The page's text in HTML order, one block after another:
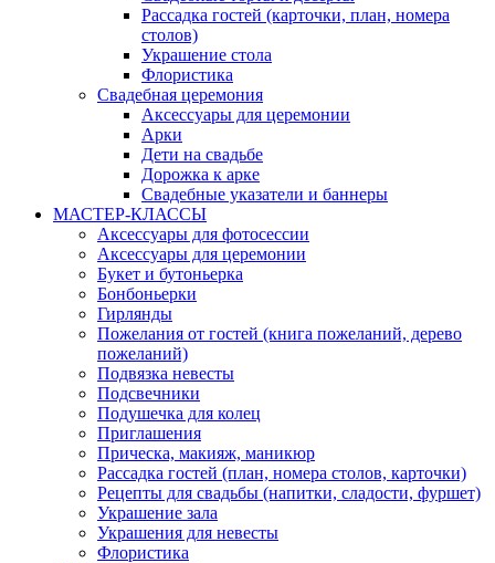
Рассадка гостей (карточки, план, номера
столов)
Украшение стола
Флористика
Свадебная церемония
Аксессуары для церемонии
Арки
Дети на свадьбе
Дорожка к арке
Свадебные указатели и баннеры
МАСТЕР-КЛАССЫ
Аксессуары для фотосессии
Аксессуары для церемонии
Букет и бутоньерка
Бонбоньерки
Гирлянды
Пожелания от гостей (книга пожеланий, дерево
пожеланий)
Подвязка невесты
Подсвечники
Подушечка для колец
Приглашения
Прическа, макияж, маникюр
Рассадка гостей (план, номера столов, карточки)
Рецепты для свадьбы (напитки, сладости, фуршет)
Украшение зала
Украшения для невесты
Флористика